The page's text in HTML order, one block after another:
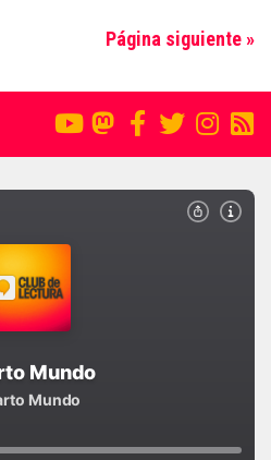
Página siguiente »